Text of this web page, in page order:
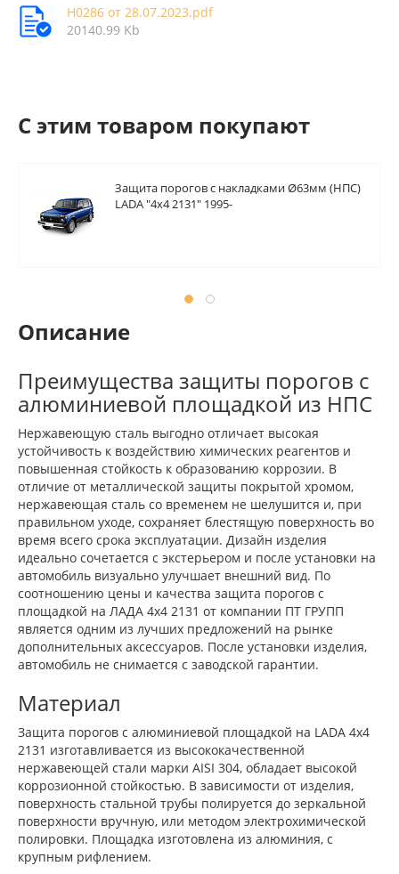
Н0286 от 28.07.2023.pdf
20140.99 Kb
C этим товаром покупают
Защита порогов с накладками Ø63мм (НПС)
LADA "4х4 2131" 1995-
Описание
Преимущества защиты порогов с
алюминиевой площадкой из НПС
Нержавеющую сталь выгодно отличает высокая
устойчивость к воздействию химических реагентов и
повышенная стойкость к образованию коррозии. В
отличие от металлической защиты покрытой хромом,
нержавеющая сталь со временем не шелушится и, при
правильном уходе, сохраняет блестящую поверхность во
время всего срока эксплуатации. Дизайн изделия
идеально сочетается с экстерьером и после установки на
автомобиль визуально улучшает внешний вид. По
соотношению цены и качества защита порогов с
площадкой на ЛАДА 4x4 2131 от компании ПТ ГРУПП
является одним из лучших предложений на рынке
дополнительных аксессуаров. После установки изделия,
автомобиль не снимается с заводской гарантии.
Материал
Защита порогов с алюминиевой площадкой на LADA 4x4
2131 изготавливается из высококачественной
нержавеющей стали марки AISI 304, обладает высокой
коррозионной стойкостью. В зависимости от изделия,
поверхность стальной трубы полируется до зеркальной
поверхности вручную, или методом электрохимической
полировки. Площадка изготовлена из алюминия, с
крупным рифлением.